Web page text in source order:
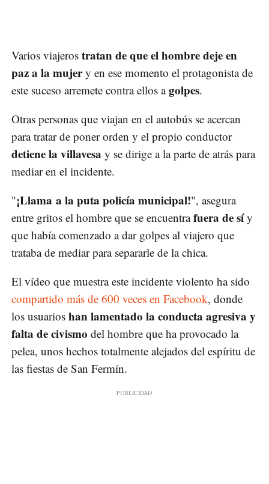
Varios viajeros tratan de que el hombre deje en
paz a la mujery en ese momento el protagonista de
este suceso arremete contra ellos agolpes.
Otras personas que viajan en el autobús se acercan
para tratar de poner orden y el propio conductor
detiene la villavesa y se dirige a la parte de atrás para
mediar en el incidente.
"¡Llama a la puta policía municipal!", asegura
entre gritos el hombre que se encuentrafuera de síy
que había comenzado a dar golpes al viajero que
trataba de mediar para separarle de la chica.
El vídeo que muestra este incidente violento ha sido
compartido más de 600 veces en Facebook, donde
los usuarios han lamentado la conducta agresiva y
falta de civismo del hombre que ha provocado la
pelea, unos hechos totalmente alejados del espíritu de
las fiestas de San Fermín.